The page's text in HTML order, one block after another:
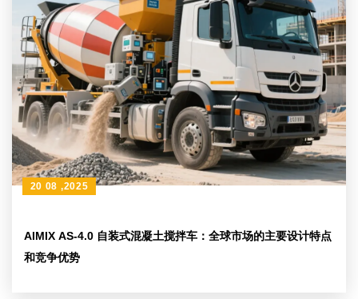
AIMIX AS-4.0 自装式混凝土搅拌车：全球市场的主要设计特点
和竞争优势
20 08 ,2025